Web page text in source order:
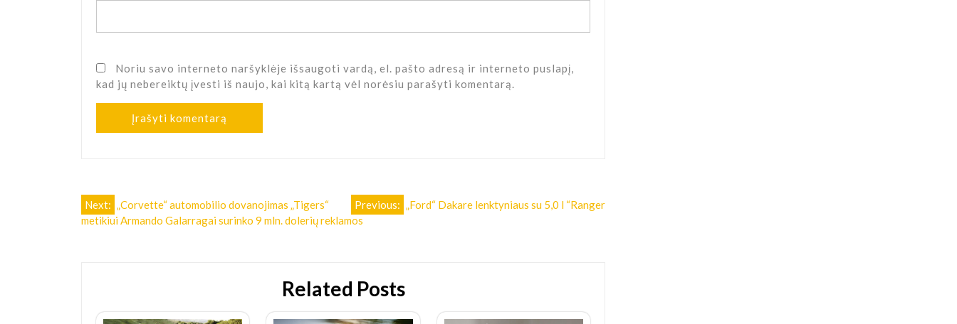
Noriu savo interneto naršyklėje išsaugoti vardą, el. pašto adresą ir interneto puslapį,
kad jų nebereiktų įvesti iš naujo, kai kitą kartą vėl norėsiu parašyti komentarą.
Navigacija
Previous: „Ford“ Dakare lenktyniaus su 5,0 l “Ranger
Next: „Corvette“ automobilio dovanojimas „Tigers“
metikiui Armando Galarragai surinko 9 mln. dolerių reklamos
Related Posts